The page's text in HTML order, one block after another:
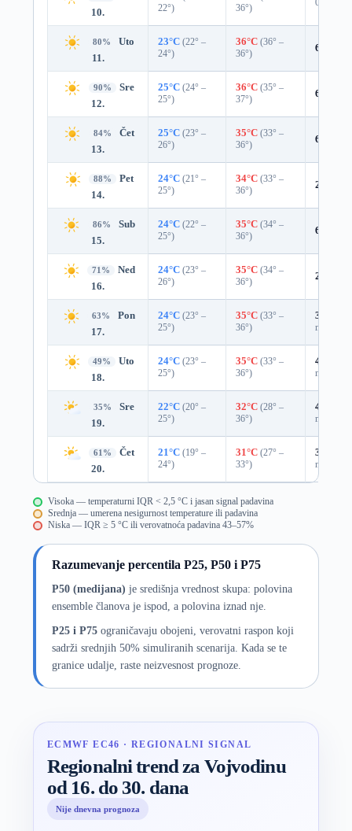
10.
22°)
36°)
80%
Uto
11.
23°C (22° –
24°)
36°C (36° –
36°)
6%
90%
Sre
12.
25°C (24° –
25°)
36°C (35° –
37°)
6%
84%
Čet
13.
25°C (23° –
26°)
35°C (33° –
36°)
6%
88%
Pet
14.
24°C (21° –
25°)
34°C (33° –
36°)
2%
86%
Sub
15.
24°C (22° –
25°)
35°C (34° –
36°)
6%
71%
Ned
16.
24°C (23° –
26°)
35°C (34° –
36°)
24%
63%
Pon
17.
24°C (23° –
25°)
35°C (33° –
36°)
31%
mm)
49%
Uto
18.
24°C (23° –
25°)
35°C (33° –
36°)
41%
mm)
35%
Sre
19.
22°C (20° –
25°)
32°C (28° –
36°)
47%
mm)
61%
Čet
20.
21°C (19° –
24°)
31°C (27° –
33°)
33%
mm)
Visoka — temperaturni IQR < 2,5 °C i jasan signal padavina
Srednja — umerena nesigurnost temperature ili padavina
Niska — IQR ≥ 5 °C ili verovatnoća padavina 43–57%
Razumevanje percentila P25, P50 i P75
P50 (medijana) je središnja vrednost skupa: polovina
ensemble članova je ispod, a polovina iznad nje.
P25 i P75ograničavaju obojeni, verovatni raspon koji
sadrži srednjih 50% simuliranih scenarija. Kada se te
granice udalje, raste neizvesnost prognoze.
ECMWF EC46 · REGIONALNI SIGNAL
Regionalni trend za Vojvodinu
od 16. do 30. dana
Nije dnevna prognoza